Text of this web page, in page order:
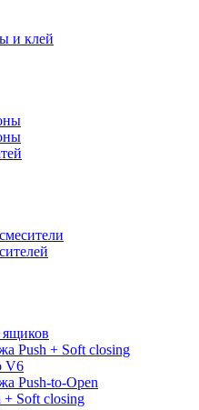
и клей
Push + Soft closing
V6
Push-to-Open
Soft closing